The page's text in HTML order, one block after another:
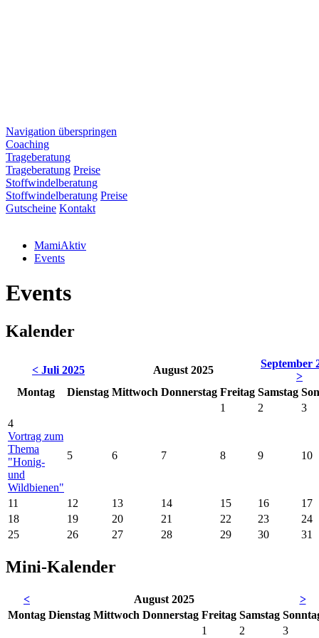
Navigation überspringen
Coaching
Trageberatung
Trageberatung Preise
Stoffwindelberatung
Stoffwindelberatung Preise
Gutscheine Kontakt
MamiAktiv
Events
Events
Kalender
< Juli 2025 August 2025
September
>
Montag Dienstag Mittwoch Donnerstag Freitag Samstag So
1
2
3
4
Vortrag zum
Thema
"Honig-
und
Wildbienen"
5 6 7 8 9 10
11 12 13 14 15 16
17
18
19 20 21 22 23
24
25
26 27 28 29 30 31
Mini-Kalender
< August 2025
>
Montag Dienstag Mittwoch Donnerstag Freitag Samstag So
1
2 3